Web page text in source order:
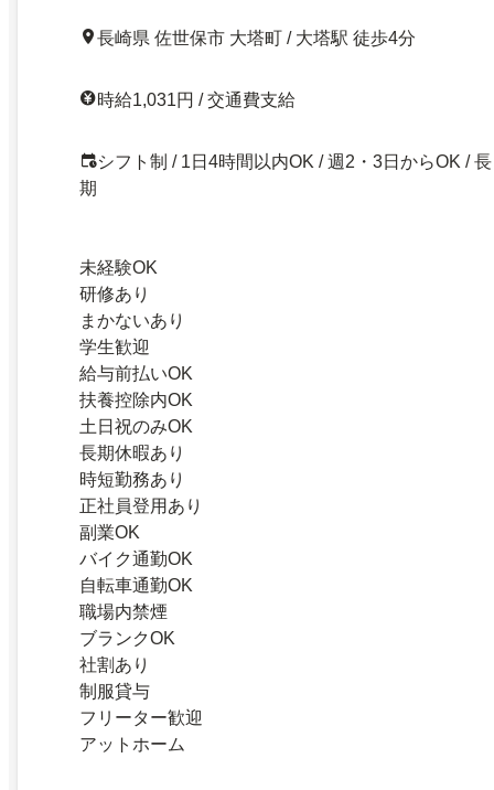
長崎県 佐世保市 大塔町 / 大塔駅 徒歩4分
時給1,031円 / 交通費支給
シフト制 / 1日4時間以内OK / 週2・3日からOK / 長
期
未経験OK
研修あり
まかないあり
学生歓迎
給与前払いOK
扶養控除内OK
土日祝のみOK
長期休暇あり
時短勤務あり
正社員登用あり
副業OK
バイク通勤OK
自転車通勤OK
職場内禁煙
ブランクOK
社割あり
制服貸与
フリーター歓迎
アットホーム